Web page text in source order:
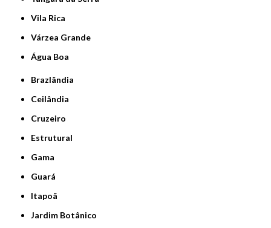
Vila Rica
Várzea Grande
Água Boa
Brazlândia
Ceilândia
Cruzeiro
Estrutural
Gama
Guará
Itapoã
Jardim Botânico